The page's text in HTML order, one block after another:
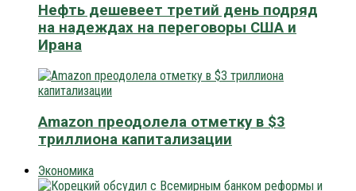
Нефть дешевеет третий день подряд
на надеждах на переговоры США и
Ирана
Amazon преодолела отметку в $3
триллиона капитализации
Экономика